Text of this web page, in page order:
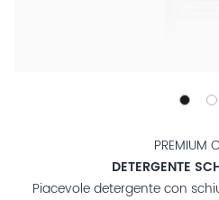
PREMIUM
DETERGENTE
Piacevole detergente con